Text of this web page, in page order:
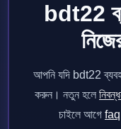
bdt22
আপনি যদি bdt22
করুন। নতুন হলে
চাইলে আগে faq